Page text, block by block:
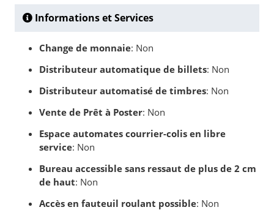
Informations et Services
Change de monnaie: Non
Distributeur automatique de billets: Non
Distributeur automatisé de timbres: Non
Vente de Prêt à Poster: Non
Espace automates courrier-colis en libre
service: Non
Bureau accessible sans ressaut de plus de 2 cm
de haut: Non
Accès en fauteuil roulant possible: Non